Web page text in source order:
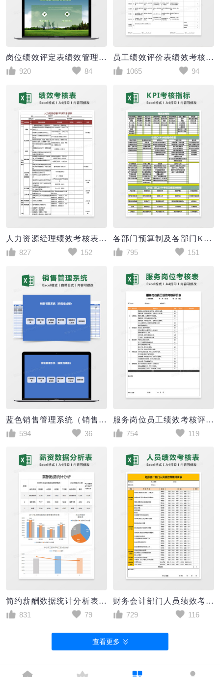
岗位绩效评定表绩效管理系统
920
84
员工绩效评价表绩效考核Excel表格
1065
94
人力资源经理绩效考核表Excel表格
827
152
各部门预算制及各部门KPI考核指标exc
795
151
蓝色销售管理系统（销售提成版）excel模板
594
36
服务岗位员工绩效考核评价表Excel表格
754
119
简约薪酬数据统计分析表excel模板
831
79
财务会计部门人员绩效考核评价表人事管理
729
116
查看更多